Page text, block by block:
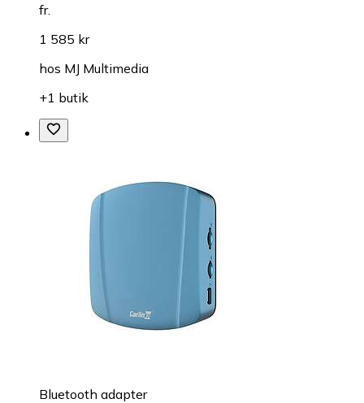
fr.
1 585 kr
hos MJ Multimedia
+1 butik
Bluetooth adapter